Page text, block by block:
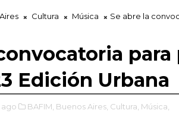
Cultura Música
Se abre la
Edición Urbana
ago BAFIM, Buenos Aires, Cultura, Música,